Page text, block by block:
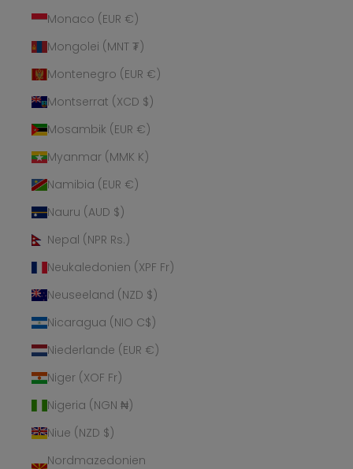
Monaco (EUR €)
Mongolei (MNT ₮)
Montenegro (EUR €)
Montserrat (XCD $)
Mosambik (EUR €)
Myanmar (MMK K)
Namibia (EUR €)
Nauru (AUD $)
Nepal (NPR Rs.)
Neukaledonien (XPF Fr)
Neuseeland (NZD $)
Nicaragua (NIO C$)
Niederlande (EUR €)
Niger (XOF Fr)
Nigeria (NGN ₦)
Niue (NZD $)
Nordmazedonien